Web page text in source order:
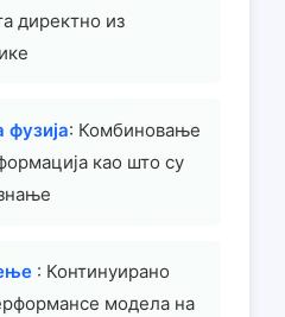
директно из
: Комбиновање
као што су
: Континуирано
модела на